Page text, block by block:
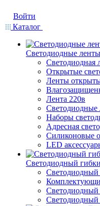
Войти
Каталог
Светодиодные ленты
Светодиодная
Открытые
Ленты
Лента 220в
Светодиодные
Наборы
Адресная
Силиконовые
LED
Светодиодный
Светодиодный
Светодиодный
Светодиодный